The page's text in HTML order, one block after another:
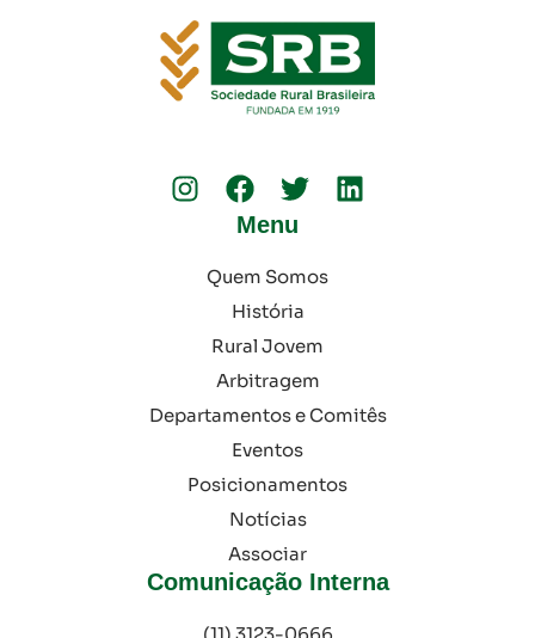
Menu
Quem Somos
História
Rural Jovem
Arbitragem
Departamentos e Comitês
Eventos
Posicionamentos
Notícias
Associar
Comunicação Interna
(11) 3123-0666